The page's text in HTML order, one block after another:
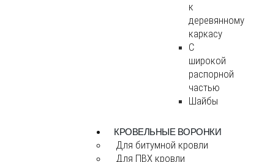
к
деревянному
каркасу
С
широкой
распорной
частью
Шайбы
КРОВЕЛЬНЫЕ ВОРОНКИ
Для битумной кровли
Для ПВХ кровли